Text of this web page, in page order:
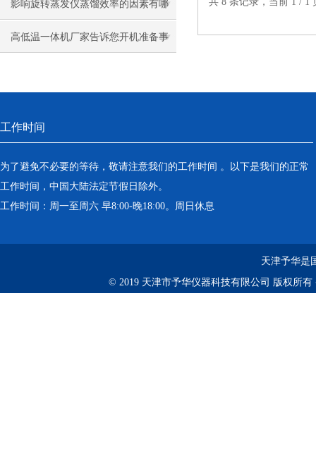
瞧哦！
影响旋转蒸发仪蒸馏效率的因素有哪
些
高低温一体机厂家告诉您开机准备事
工作时间
为了避免不必要的等待，敬请注意我们的工作时间 。以下是我们的正常
工作时间，中国大陆法定节假日除外。
工作时间：周一至周六 早8:00-晚18:00。周日休息
天津予华是
© 2019 天津市予华仪器科技有限公司 版权所有